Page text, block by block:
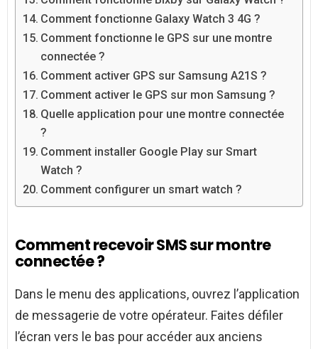
Comment fonctionne Galaxy Watch 3 4G ?
Comment fonctionne le GPS sur une montre
connectée ?
Comment activer GPS sur Samsung A21S ?
Comment activer le GPS sur mon Samsung ?
Quelle application pour une montre connectée
?
Comment installer Google Play sur Smart
Watch ?
Comment configurer un smart watch ?
Comment recevoir SMS sur montre
connectée ?
Dans le menu des applications, ouvrez l’application
de messagerie de votre opérateur. Faites défiler
l’écran vers le bas pour accéder aux anciens